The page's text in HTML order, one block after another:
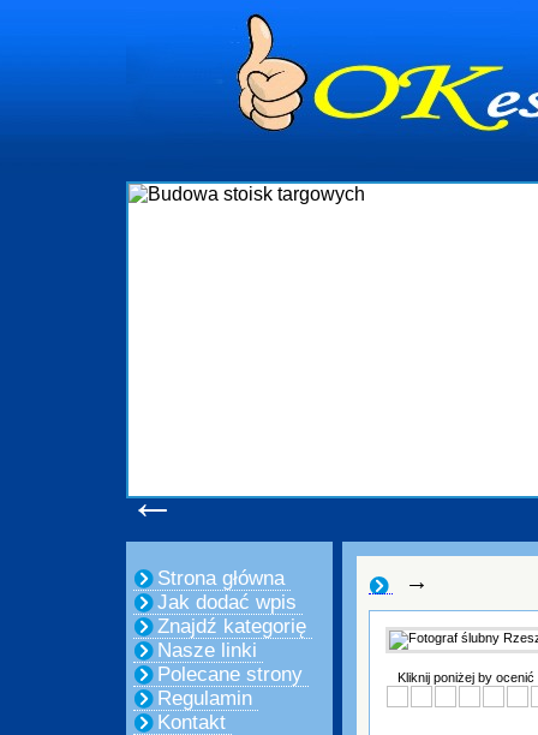
←
Strona główna
Jak dodać wpis
Znajdź kategorię
Nasze linki
Polecane strony
Regulamin
Kontakt
→
Kliknij poniżej by ocenić